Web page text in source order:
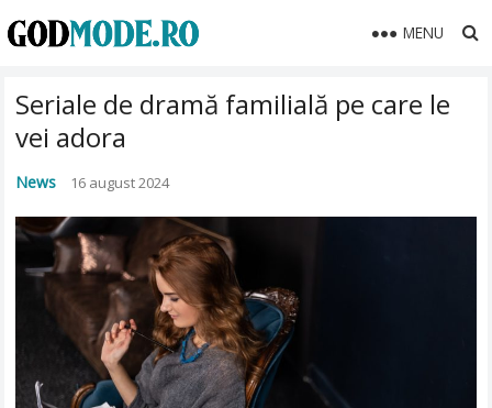
MENU
Seriale de dramă familială pe care le
vei adora
News 16 august 2024